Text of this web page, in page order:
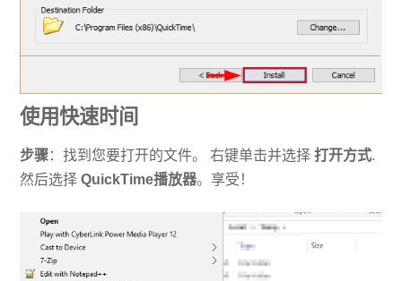
使用快速时间
步骤：找到您要打开的文件。 右键单击并选择打开方式.
然后选择QuickTime播放器。享受！